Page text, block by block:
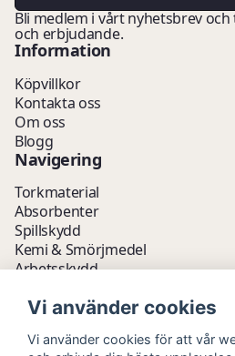
Bli medlem i vårt nyhetsbrev
och erbjudande.
Information
Köpvillkor
Kontakta oss
Om oss
Blogg
Navigering
Torkmaterial
Absorbenter
Spillskydd
Kemi & Smörjmedel
Arbetsskydd
Avfallshantering
Fathantering
Vi använder cookies
Vi använder cookies för att vår